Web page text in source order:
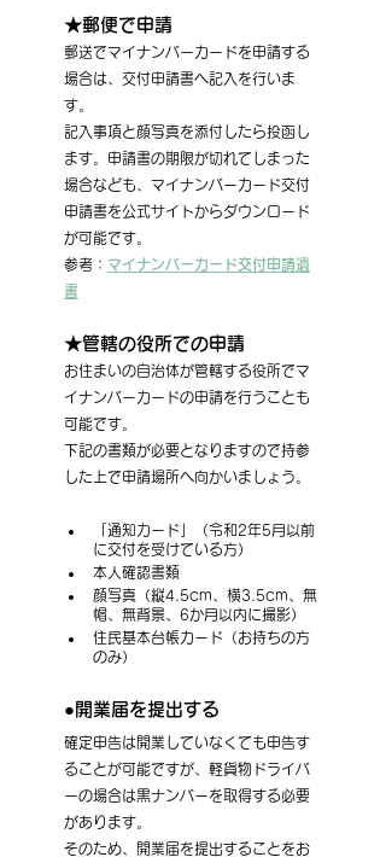
★郵便で申請
郵送でマイナンバーカードを申請する
場合は、交付申請書へ記入を行いま
す。
記入事項と顔写真を添付したら投函し
ます。申請書の期限が切れてしまった
場合なども、マイナンバーカード交付
申請書を公式サイトからダウンロード
が可能です。
参考： マイナンバーカード交付申請遺
書
★管轄の役所での申請
お住まいの自治体が管轄する役所でマ
イナンバーカードの申請を行うことも
可能です。
下記の書類が必要となりますので持参
した上で申請場所へ向かいましょう。
「通知カード」（令和2年5月以前
に交付を受けている方）
本人確認書類
顔写真（縦4.5cm、横3.5cm、無
帽、無背景、6か月以内に撮影）
住民基本台帳カード（お持ちの方
のみ）
●開業届を提出する
確定申告は開業していなくても申告す
ることが可能ですが、軽貨物ドライバ
ーの場合は黒ナンバーを取得する必要
があります。
そのため、開業届を提出することをお